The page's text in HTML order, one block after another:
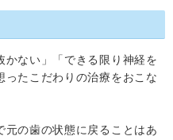
かない」「できる限り神経を
ったこだわりの治療をおこな
元の歯の状態に戻ることはあ